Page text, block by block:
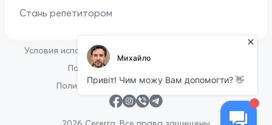
Стань репетитором
Условия использования
Политика конфиденциальности
Политика в отношении файлов cookie